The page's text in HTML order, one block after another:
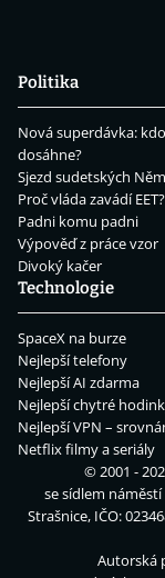
Politika
Nová superdávka:
dosáhne?
Sjezd sudetských
Proč vláda zavádí EET?
Padni komu padni
Výpověď z práce vzor
Divoký kačer
Technologie
SpaceX na burze
Nejlepší telefony
Nejlepší AI zdarma
Nejlepší chytré
Nejlepší VPN –
Netflix filmy a seriály
© 2001 -
se sídlem náměstí
Strašnice, IČO:
Autorská